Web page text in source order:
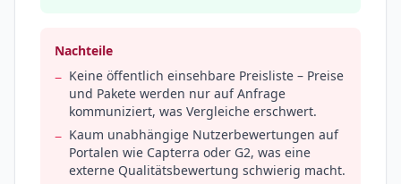
Nachteile
− Keine öffentlich einsehbare Preisliste – Preise
und Pakete werden nur auf Anfrage
kommuniziert, was Vergleiche erschwert.
− Kaum unabhängige Nutzerbewertungen auf
Portalen wie Capterra oder G2, was eine
externe Qualitätsbewertung schwierig macht.